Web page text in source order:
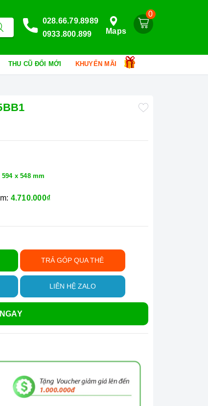
0
Maps
028.66.79.8989
0933.800.899
THU CŨ ĐỔI MỚI KHUYẾN MÃI
594 x 548 mm
4.710.000₫
TRẢ GÓP QUA THẺ
LIÊN HỆ ZALO